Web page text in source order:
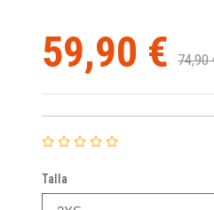
59,90 € 74,90
Talla